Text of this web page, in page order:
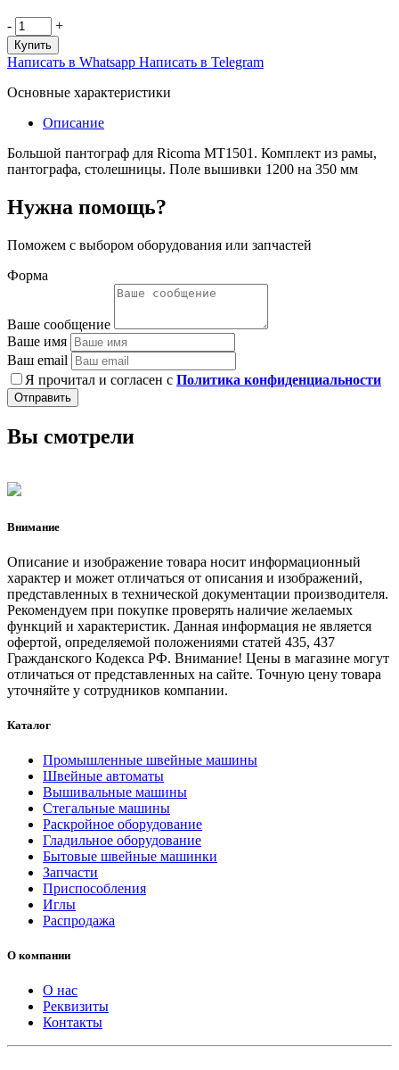
- +
Купить
Написать в Whatsapp Написать в Telegram
Основные характеристики
Описание
Большой пантограф для Ricoma MT1501. Комплект из рамы,
пантографа, столешницы. Поле вышивки 1200 на 350 мм
Нужна помощь?
Поможем с выбором оборудования или запчастей
Форма
Ваше сообщение
Ваше имя
Ваш email
Я прочитал и согласен с Политика конфиденциальности
Отправить
Вы смотрели
Внимание
Описание и изображение товара носит информационный
характер и может отличаться от описания и изображений,
представленных в технической документации производителя.
Рекомендуем при покупке проверять наличие желаемых
функций и характеристик. Данная информация не является
офертой, определяемой положениями статей 435, 437
Гражданского Кодекса РФ. Внимание! Цены в магазине могут
отличаться от представленных на сайте. Точную цену товара
уточняйте у сотрудников компании.
Каталог
Промышленные швейные машины
Швейные автоматы
Вышивальные машины
Стегальные машины
Раскройное оборудование
Гладильное оборудование
Бытовые швейные машинки
Запчасти
Приспособления
Иглы
Распродажа
О компании
О нас
Реквизиты
Контакты